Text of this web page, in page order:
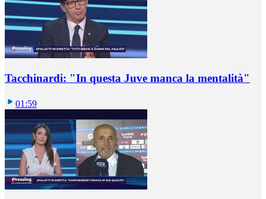
Tacchinardi: "In questa Juve manca la mentalità"
01:59